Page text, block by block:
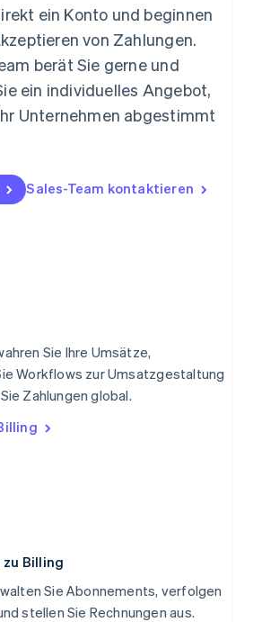
ein Konto und beginnen
von Zahlungen.
berät Sie gerne und
ein individuelles Angebot,
Unternehmen abgestimmt
Sales-Team kontaktieren
Sie Ihre Umsätze,
Workflows zur Umsatzgestaltung
Zahlungen global.
Billing
Sie Abonnements, verfolgen
stellen Sie Rechnungen aus.
Republik